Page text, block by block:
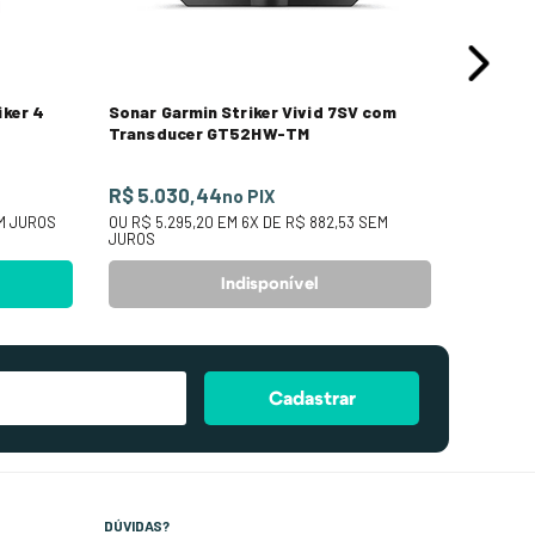
4
JUROS
Sonar Garmin Striker Vivid 7SV com
Transducer GT52HW-TM
R$ 5.030,44no PIX
OU R$ 5.295,20 EM 6X DE R$ 882,53 SEM
JUROS
Indisponível
Cadastrar
DÚVIDAS?